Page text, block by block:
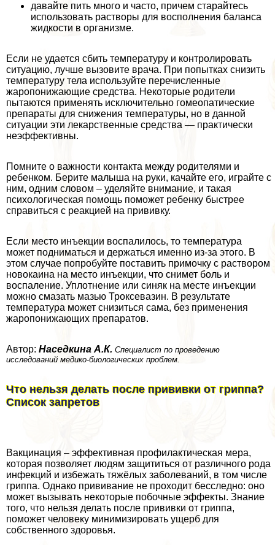
давайте пить много и часто, причем старайтесь
использовать растворы для восполнения баланса
жидкости в организме.
Если не удается сбить температуру и контролировать
ситуацию, лучше вызовите врача. При попытках снизить
температуру тела используйте перечисленные
жаропонижающие средства. Некоторые родители
пытаются применять исключительно гомеопатические
препараты для снижения температуры, но в данной
ситуации эти лекарственные средства — пpaктически
неэффективны.
Помните о важности контакта между родителями и
ребенком. Берите малыша на руки, качайте его, играйте с
ним, одним словом – уделяйте внимание, и такая
психологическая помощь поможет ребенку быстрее
справиться с реакцией на прививку.
Если место инъекции воспалилось, то температура
может подниматься и держаться именно из-за этого. В
этом случае попробуйте поставить примочку с раствором
новокаина на место инъекции, что снимет боль и
воспаление. Уплотнение или синяк на месте инъекции
можно смазать мазью Троксевазин. В результате
температура может снизиться сама, без применения
жаропонижающих препаратов.
Автор: Наседкина А.К. Специалист по проведению
исследований медико-биологических проблем.
Что нельзя делать после прививки от гриппа?
Список запретов
Вакцинация – эффективная профилактическая мера,
которая позволяет людям защититься от различного рода
инфекций и избежать тяжёлых заболеваний, в том числе
гриппа. Однако прививание не проходит бесследно: оно
может вызывать некоторые побочные эффекты. Знание
того, что нельзя делать после прививки от гриппа,
поможет человеку минимизировать ущерб для
собственного здоровья.